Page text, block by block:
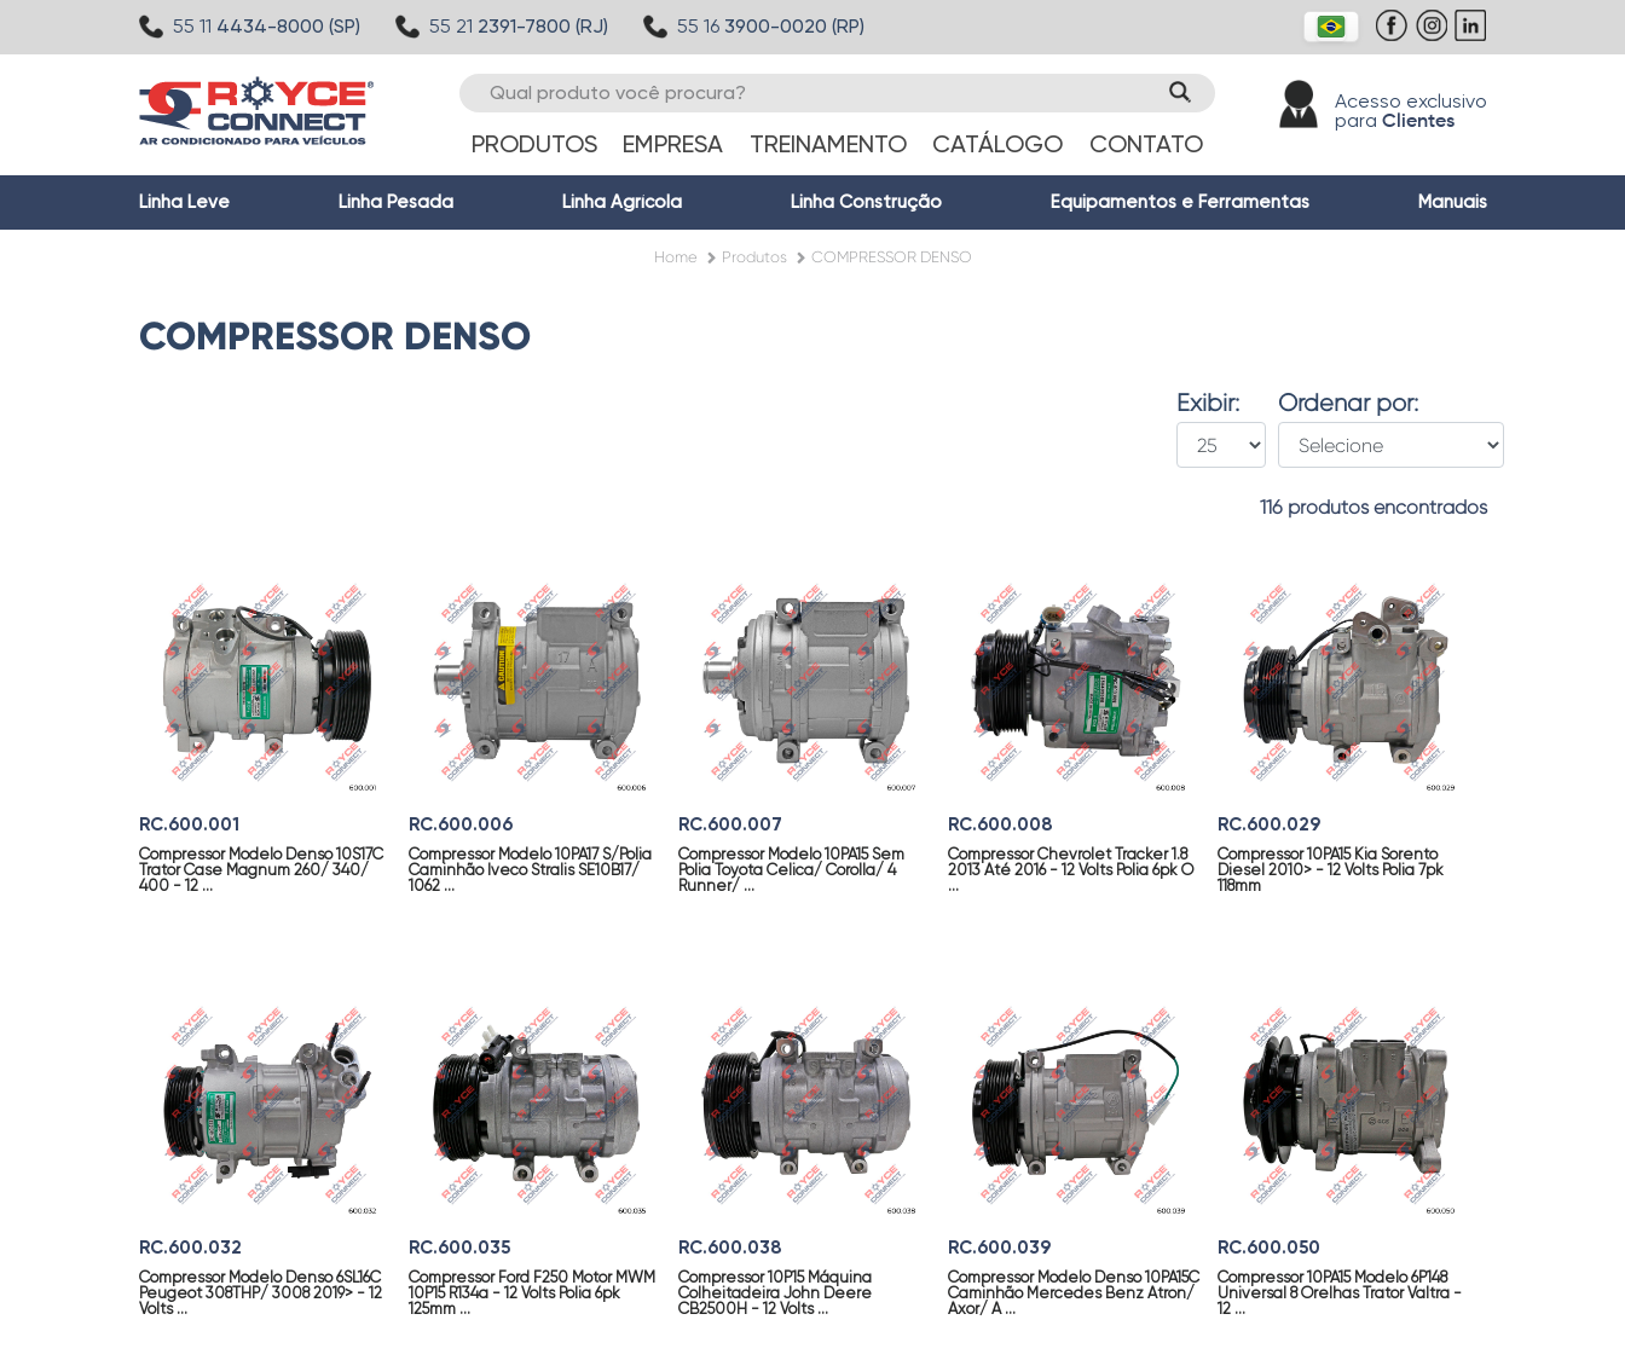
55 11 4434-8000 (SP) 55 21 2391-7800 (RJ) 55 16 3900-0020 (RP)
PRODUTOS EMPRESA TREINAMENTO CATÁLOGO CONTATO
Acesso exclusivo
para Clientes
Linha Leve Linha Pesada Linha Agrícola Linha Construção Equipamentos e Ferramentas Manuais
Home Produtos COMPRESSOR DENSO
COMPRESSOR DENSO
Exibir: Ordenar por:
116 produtos encontrados
RC.600.001
Compressor Modelo Denso 10S17C
Trator Case Magnum 260/ 340/
400 - 12 ...
RC.600.006
Compressor Modelo 10PA17 S/Polia
Caminhão Iveco Stralis SE10B17/
1062 ...
RC.600.007
Compressor Modelo 10PA15 Sem
Polia Toyota Celica/ Corolla/ 4
Runner/ ...
RC.600.008
Compressor Chevrolet Tracker 1.8
2013 Até 2016 - 12 Volts Polia 6pk O
...
RC.600.029
Compressor 10PA15 Kia Sorento
Diesel 2010> - 12 Volts Polia 7pk
118mm
RC.600.032
Compressor Modelo Denso 6SL16C
Peugeot 308THP/ 3008 2019> - 12
Volts ...
RC.600.035
Compressor Ford F250 Motor MWM
10P15 R134a - 12 Volts Polia 6pk
125mm ...
RC.600.038
Compressor 10P15 Máquina
Colheitadeira John Deere
CB2500H - 12 Volts ...
RC.600.039
Compressor Modelo Denso 10PA15C
Caminhão Mercedes Benz Atron/
Axor/ A ...
RC.600.050
Compressor 10PA15 Modelo 6P148
Universal 8 Orelhas Trator Valtra -
12 ...